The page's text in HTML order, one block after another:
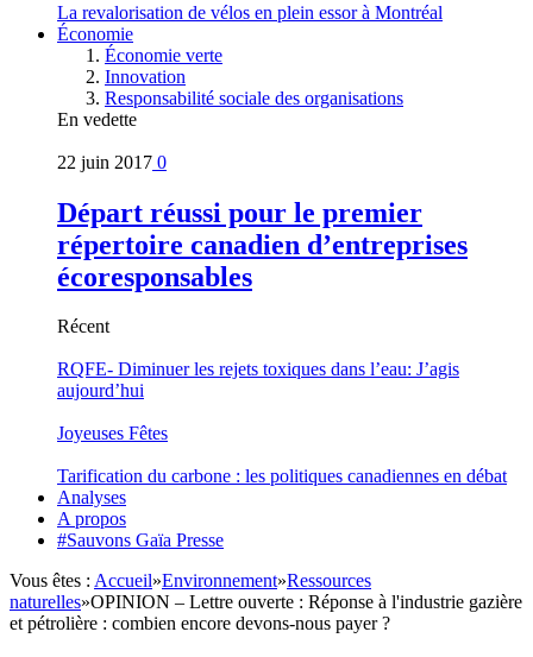
La revalorisation de vélos en plein essor à Montréal
Économie
Économie verte
Innovation
Responsabilité sociale des organisations
En vedette
22 juin 2017 0
Départ réussi pour le premier
répertoire canadien d’entreprises
écoresponsables
Récent
RQFE- Diminuer les rejets toxiques dans l’eau: J’agis
aujourd’hui
Joyeuses Fêtes
Tarification du carbone : les politiques canadiennes en débat
Analyses
A propos
#Sauvons Gaïa Presse
Vous êtes : Accueil»Environnement»Ressources
naturelles»OPINION – Lettre ouverte : Réponse à l'industrie gazière
et pétrolière : combien encore devons-nous payer ?